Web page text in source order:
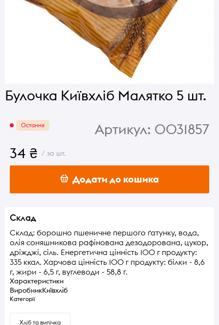
Булочка Київхліб Малятко 5 шт.
Остання Артикул: 0031857
34 ₴ / за шт.
Додати до кошика
Склад
Склад: борошно пшеничне першого ґатунку, вода,
олія соняшникова рафінована дезодорована, цукор,
дріжджі, сіль. Енергетична цінність 100 г продукту:
335 ккал. Харчова цінність 100 г продукту: білки - 8,6
г, жири - 6,5 г, вуглеводи - 58,8 г.
Характеристики
ВиробникКиївхліб
Категорії
Хліб та випічка